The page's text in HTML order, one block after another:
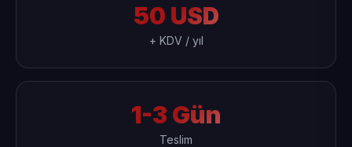
50 USD
+ KDV / yıl
1-3 Gün
Teslim